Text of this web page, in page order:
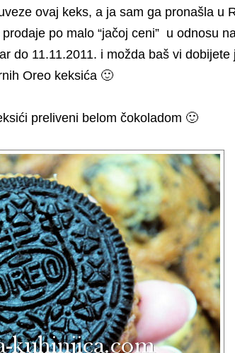
ovaj keks, a ja sam ga pronašla u
po malo “jačoj ceni” u odnosu
do 11.11.2011. i možda baš vi dobijete
Oreo keksića 🙂
preliveni belom čokoladom 🙂